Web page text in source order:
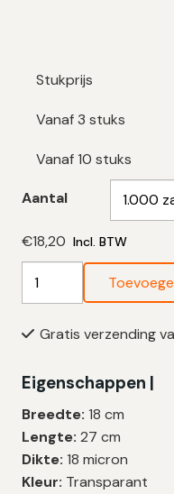
Stukprijs
Vanaf 3 stuks
Vanaf 10 stuks
Aantal
€18,20 Incl. BTW
Transparante
Liter
LDPE
|
18
My
|
Gratis verzending
Eigenschappen |
Breedte: 18 cm
Lengte: 27 cm
Dikte: 18 micron
Kleur: Transparant